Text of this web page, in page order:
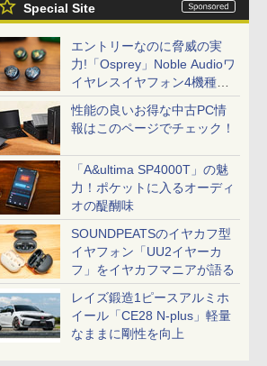
Special Site
エントリーなのに脅威の実
力!「Osprey」Noble Audioワ
イヤレスイヤフォン4機種を
一気に聴く
性能の良いお得な中古PC情
報はこのページでチェック！
「A&ultima SP4000T」の魅
力！ポケットに入るオーディ
オの醍醐味
SOUNDPEATSのイヤカフ型
イヤフォン「UU2イヤーカ
フ」をイヤカフマニアが語る
レイズ鍛造1ピースアルミホ
イール「CE28 N-plus」軽量
なままに剛性を向上